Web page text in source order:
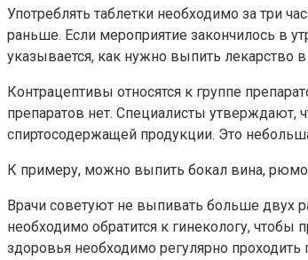
Употреблять таблетки необходимо за три
раньше. Если мероприятие закончилось в
указывается, как нужно выпить лекарство
Контрацептивы относятся к группе
препаратов нет. Специалисты утверждают,
спиртосодержащей продукции. Это
К примеру, можно выпить бокал вина,
Врачи советуют не выпивать больше двух
необходимо обратится к гинекологу,
здоровья необходимо регулярно проходить